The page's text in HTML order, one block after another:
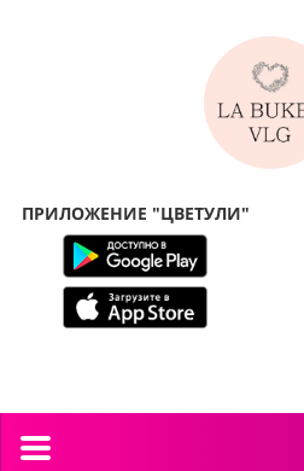
ПРИЛОЖЕНИЕ "ЦВЕТУЛИ"
Toggle